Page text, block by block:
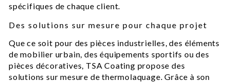
spécifiques de chaque client.
Des solutions sur mesure pour chaque projet
Que ce soit pour des pièces industrielles, des éléments
de mobilier urbain, des équipements sportifs ou des
pièces décoratives, TSA Coating propose des
solutions sur mesure de thermolaquage. Grâce à son